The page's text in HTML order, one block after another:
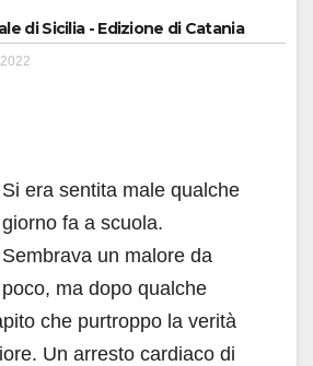
di Sicilia - Edizione di Catania
Si era sentita male qualche
giorno fa a scuola.
Sembrava un malore da
poco, ma dopo qualche
che purtroppo la verità
Un arresto cardiaco di